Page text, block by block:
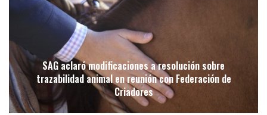
SAG aclaró modificaciones a resolución sobre
trazabilidad animal en reunión con Federación de
Criadores